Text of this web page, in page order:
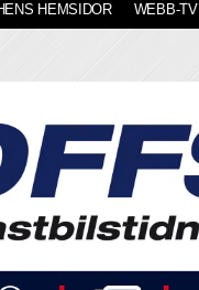
HEMSIDOR WEBB-TV